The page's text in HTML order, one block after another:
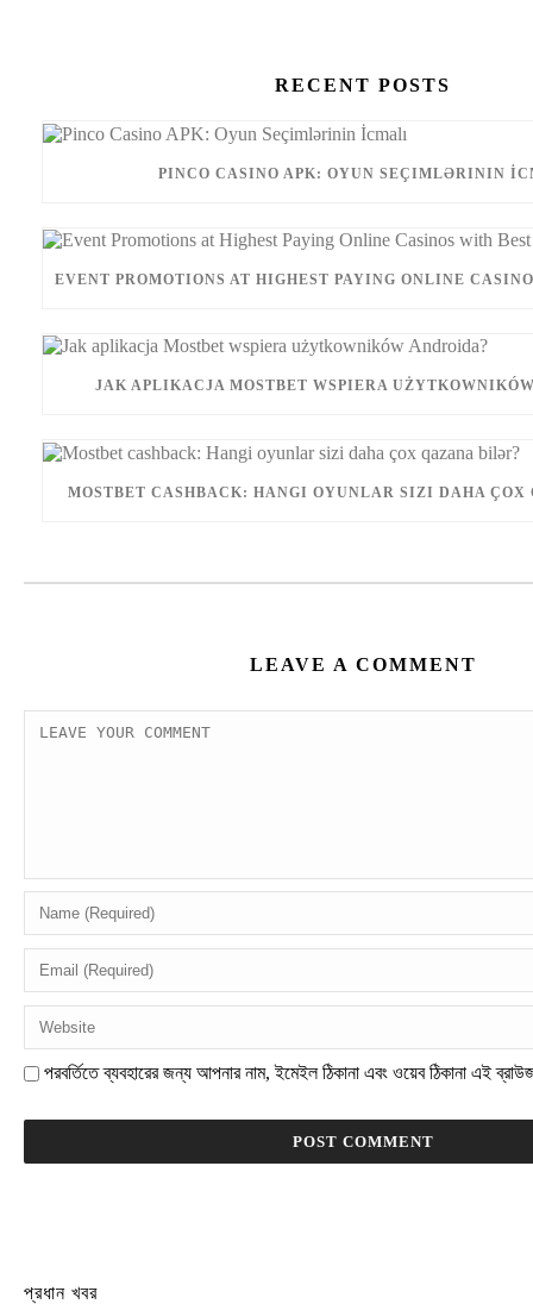
RECENT POSTS
PINCO CASINO APK: OYUN SEÇIMLƏRININ
EVENT PROMOTIONS AT HIGHEST PAYING ONLINE
JAK APLIKACJA MOSTBET WSPIERA
MOSTBET CASHBACK: HANGI OYUNLAR SIZI DAHA
LEAVE A COMMENT
পরবর্তিতে ব্যবহারের জন্য আপনার নাম, ইমেইল ঠিকানা এবং ওয়েব ঠিকানা এই
প্রধান খবর